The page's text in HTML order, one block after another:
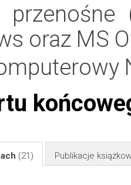
oraz MS
(21) Publikacje